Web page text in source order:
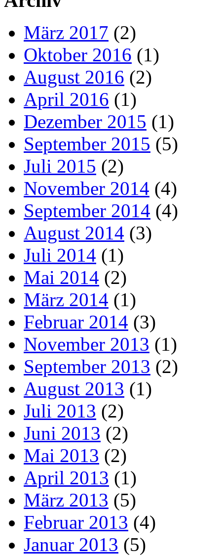
März 2017 (2)
Oktober 2016 (1)
August 2016 (2)
April 2016 (1)
Dezember 2015 (1)
September 2015 (5)
Juli 2015 (2)
November 2014 (4)
September 2014 (4)
August 2014 (3)
Juli 2014 (1)
Mai 2014 (2)
März 2014 (1)
Februar 2014 (3)
November 2013 (1)
September 2013 (2)
August 2013 (1)
Juli 2013 (2)
Juni 2013 (2)
Mai 2013 (2)
April 2013 (1)
März 2013 (5)
Februar 2013 (4)
Januar 2013 (5)